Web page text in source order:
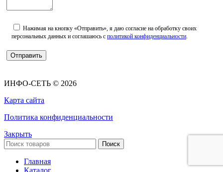
Нажимая на кнопку «Отправить», я даю согласие на обработку своих
персональных данных и соглашаюсь с политикой конфиденциальности
ИНФО-СЕТЬ © 2026
Карта сайта
Политика конфиденциальности
Закрыть
Поиск
Главная
Каталог